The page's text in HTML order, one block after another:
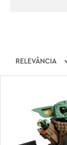
RELEVÂNCIA